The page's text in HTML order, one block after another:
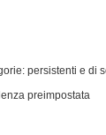
persistenti e di
preimpostata